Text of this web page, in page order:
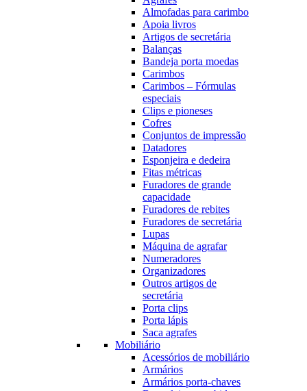
Almofadas para carimbo
Apoia livros
Artigos de secretária
Balanças
Bandeja porta moedas
Carimbos
Carimbos – Fórmulas
especiais
Clips e pioneses
Cofres
Conjuntos de impressão
Datadores
Esponjeira e dedeira
Fitas métricas
Furadores de grande
capacidade
Furadores de rebites
Furadores de secretária
Lupas
Máquina de agrafar
Numeradores
Organizadores
Outros artigos de
secretária
Porta clips
Porta lápis
Saca agrafes
Mobiliário
Acessórios de mobiliário
Armários
Armários porta-chaves